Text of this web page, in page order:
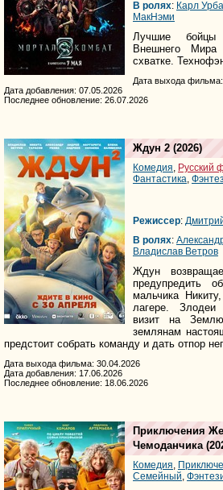
В ролях: Карл
МакНэми
Лучшие
Внешнего Мира
схватке.
Дата выхода
Дата добавления: 07.05.2026
Последнее обновление: 26.07.2026
Ждун 2 (2026)
Комедия, Русский
Фантастика,
Режиссер:
В ролях:
Владислав Ветров
Ждун
предупредить
мальчика
лагере.
визит на
землянам
предстоит собрать команду и дать отпор
Дата выхода фильма: 30.04.2026
Дата добавления: 17.06.2026
Последнее обновление: 18.06.2026
Приключения
Чемоданчика
Комедия,
Семейный,